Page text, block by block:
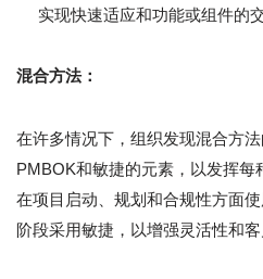
实现快速适应和功能或组件的交
混合方法：
在许多情况下，组织发现混合方
PMBOK和敏捷的元素，以发挥每
在项目启动、规划和合规性方面
阶段采用敏捷，以增强灵活性和客